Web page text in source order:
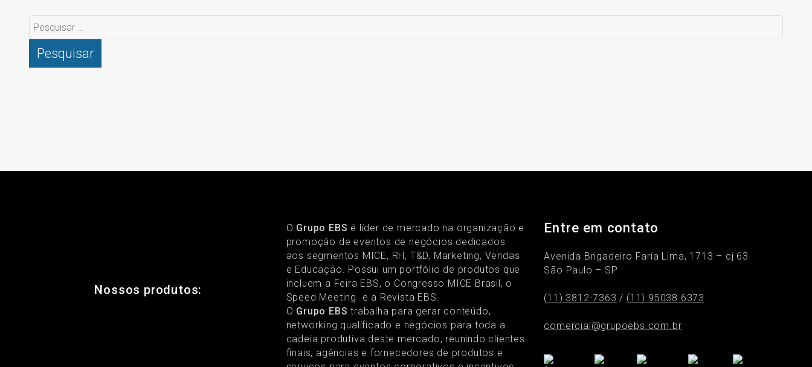
Pesquisar
por:
Nossos produtos:
O Grupo EBS é líder de mercado na organização e
promoção de eventos de negócios dedicados
aos segmentos MICE, RH, T&D, Marketing, Vendas
e Educação. Possui um portfólio de produtos que
incluem a Feira EBS, o Congresso MICE Brasil, o
Speed Meeting e a Revista EBS.
O Grupo EBS trabalha para gerar conteúdo,
networking qualificado e negócios para toda a
cadeia produtiva deste mercado, reunindo clientes
finais, agências e fornecedores de produtos e
Entre em contato
Avenida Brigadeiro Faria Lima, 1713 – cj 63
São Paulo – SP
(11) 3812-7363 / (11) 95038.6373
comercial@grupoebs.com.br